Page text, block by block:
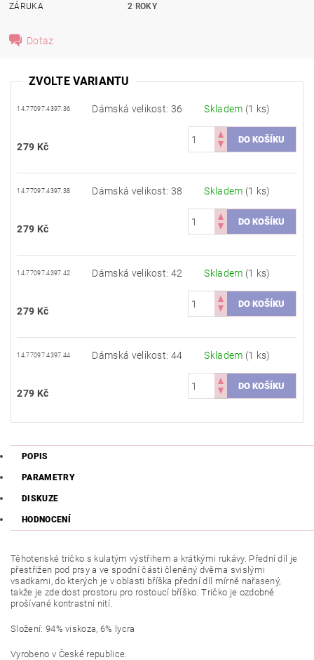
ZÁRUKA
2 ROKY
Dotaz
ZVOLTE VARIANTU
14.77097.4397.36 Dámská velikost: 36 Skladem (1 ks)
279 Kč
14.77097.4397.38 Dámská velikost: 38 Skladem (1 ks)
279 Kč
14.77097.4397.42 Dámská velikost: 42 Skladem (1 ks)
279 Kč
14.77097.4397.44 Dámská velikost: 44 Skladem (1 ks)
279 Kč
POPIS
PARAMETRY
DISKUZE
HODNOCENÍ
Těhotenské tričko s kulatým výstřihem a krátkými rukávy. Přední díl je
přestřižen pod prsy a ve spodní části členěný dvěma svislými
vsadkami, do kterých je v oblasti bříška přední díl mírně nařasený,
takže je zde dost prostoru pro rostoucí bříško. Tričko je ozdobně
prošívané kontrastní nití.
Složení: 94% viskoza, 6% lycra
Vyrobeno v České republice.